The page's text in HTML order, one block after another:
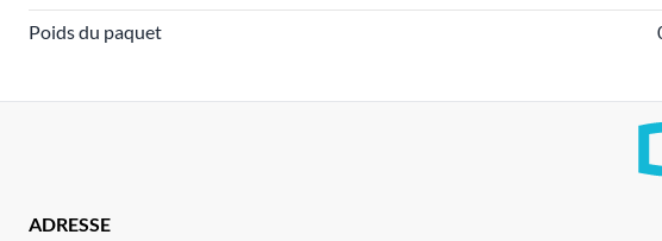
Poids du paquet
ADRESSE